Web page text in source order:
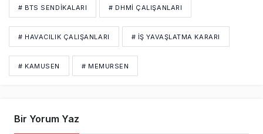
# BTS SENDIKALARI # DHMI ÇALIŞANLARI
# HAVACILIK ÇALIŞANLARI # İŞ YAVAŞLATMA KARARI
# KAMUSEN # MEMURSEN
Bir Yorum Yaz